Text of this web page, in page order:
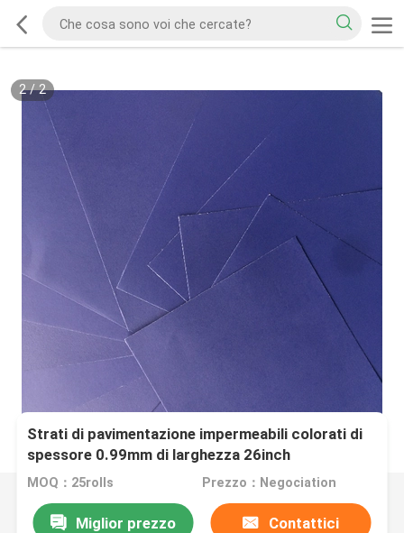
2/2
Strati di pavimentazione impermeabili colorati di
spessore 0.99mm di larghezza 26inch
MOQ：25rolls Prezzo：Negociation
Miglior prezzo Contattici